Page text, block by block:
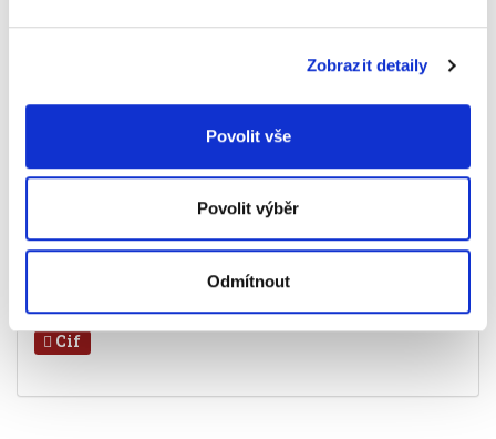
Zobrazit detaily
Povolit vše
Povolit výběr
Odmítnout
750 ml
Specifikace produktu
Objednací číslo 92981204
Štítky
Cif